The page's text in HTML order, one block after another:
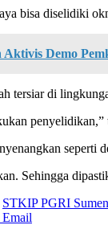
bisa diselidiki
Demo
tersiar di
penyelidikan,”
Sehingga
STKIP PGRI
Email